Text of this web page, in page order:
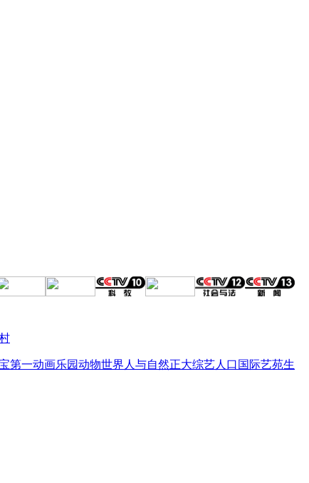
第一动画乐园动物世界 人与自然正大综艺人口 国际艺苑生